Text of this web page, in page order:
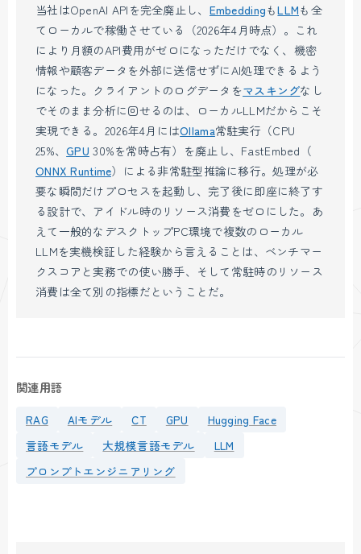
当社はOpenAI APIを完全廃止し、 EmbeddingもLLMも全
てローカルで稼働させている（2026年4月時点）。これ
により月額のAPI費用がゼロになっただけでなく、機密
情報や顧客データを外部に送信せずにAI処理できるよう
になった。クライアントのログデータをマスキングなし
でそのまま分析に回せるのは、ローカルLLMだからこそ
実現できる。2026年4月にはOllama常駐実行（CPU
25%、GPU 30%を常時占有）を廃止し、FastEmbed（
ONNX Runtime）による非常駐型推論に移行。処理が必
要な瞬間だけプロセスを起動し、完了後に即座に終了す
る設計で、アイドル時のリソース消費をゼロにした。あ
えて一般的なデスクトップPC環境で複数のローカル
LLMを実機検証した経験から言えることは、ベンチマー
クスコアと実務での使い勝手、そして常駐時のリソース
消費は全て別の指標だということだ。
関連用語
RAG AIモデル CT GPU
Hugging Face
言語モデル
大規模言語モデル
LLM
プロンプトエンジニアリング